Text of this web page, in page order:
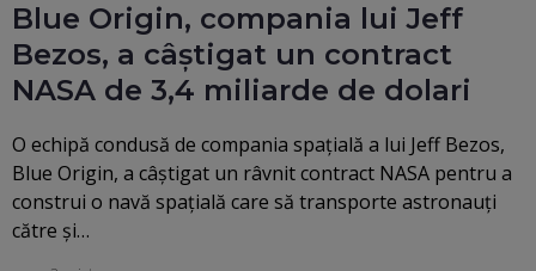
Blue Origin, compania lui Jeff
Bezos, a câștigat un contract
NASA de 3,4 miliarde de dolari
O echipă condusă de compania spaţială a lui Jeff Bezos,
Blue Origin, a câştigat un râvnit contract NASA pentru a
construi o navă spaţială care să transporte astronauţi
către şi…